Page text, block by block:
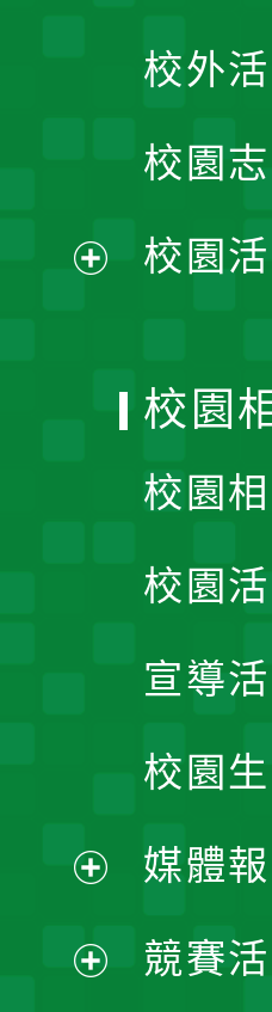
單
校外
校園
校園
校園
校園
校園
宣導
校園
媒體
競賽
開